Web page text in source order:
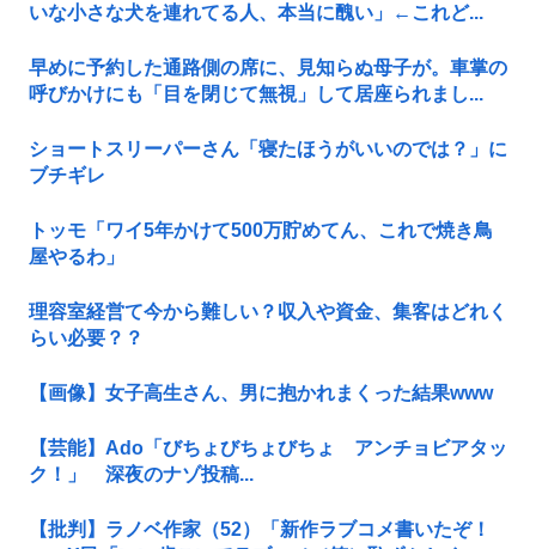
いな小さな犬を連れてる人、本当に醜い」←これど...
早めに予約した通路側の席に、見知らぬ母子が。車掌の
呼びかけにも「目を閉じて無視」して居座られまし...
ショートスリーパーさん「寝たほうがいいのでは？」に
ブチギレ
トッモ「ワイ5年かけて500万貯めてん、これで焼き鳥
屋やるわ」
理容室経営て今から難しい？収入や資金、集客はどれく
らい必要？？
【画像】女子高生さん、男に抱かれまくった結果www
【芸能】Ado「びちょびちょびちょ アンチョビアタッ
ク！」 深夜のナゾ投稿...
【批判】ラノベ作家（52）「新作ラブコメ書いたぞ！